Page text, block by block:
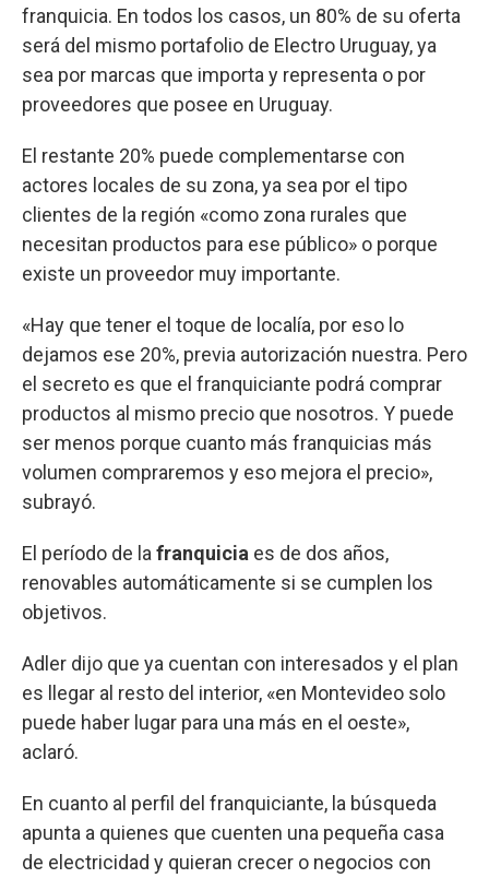
franquicia. En todos los casos, un 80% de su oferta
será del mismo portafolio de Electro Uruguay, ya
sea por marcas que importa y representa o por
proveedores que posee en Uruguay.
El restante 20% puede complementarse con
actores locales de su zona, ya sea por el tipo
clientes de la región «como zona rurales que
necesitan productos para ese público» o porque
existe un proveedor muy importante.
«Hay que tener el toque de localía, por eso lo
dejamos ese 20%, previa autorización nuestra. Pero
el secreto es que el franquiciante podrá comprar
productos al mismo precio que nosotros. Y puede
ser menos porque cuanto más franquicias más
volumen compraremos y eso mejora el precio»,
subrayó.
El período de la franquicia es de dos años,
renovables automáticamente si se cumplen los
objetivos.
Adler dijo que ya cuentan con interesados y el plan
es llegar al resto del interior, «en Montevideo solo
puede haber lugar para una más en el oeste»,
aclaró.
En cuanto al perfil del franquiciante, la búsqueda
apunta a quienes que cuenten una pequeña casa
de electricidad y quieran crecer o negocios con